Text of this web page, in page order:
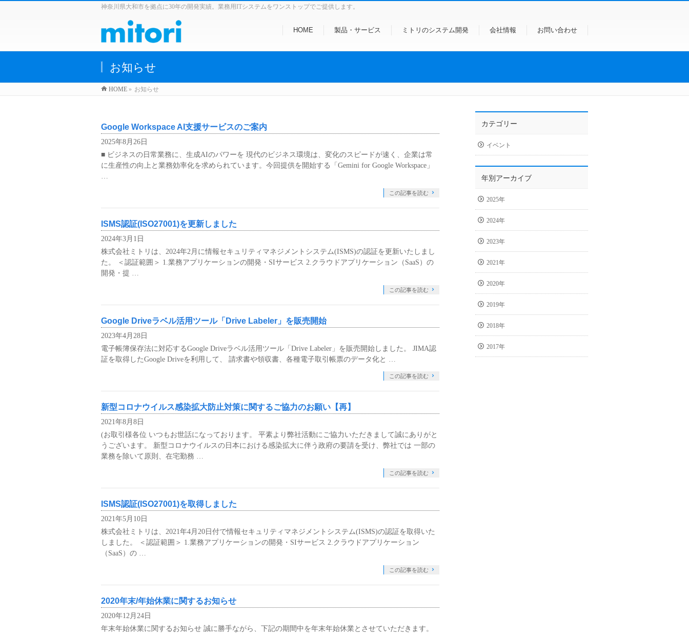
神奈川県大和市を拠点に30年の開発実績。業務用ITシステムをワンストップでご提供します。
HOME 製品・サービス ミトリのシステム開発 会社情報 お問い合わせ
お知らせ
HOME » お知らせ
Google Workspace AI支援サービスのご案内
2025年8月26日
■ ビジネスの日常業務に、生成AIのパワーを 現代のビジネス環境は、変化のスピードが速く、企業は常
に生産性の向上と業務効率化を求められています。今回提供を開始する「Gemini for Google Workspace」
…
この記事を読む
ISMS認証(ISO27001)を更新しました
2024年3月1日
株式会社ミトリは、2024年2月に情報セキュリティマネジメントシステム(ISMS)の認証を更新いたしまし
た。 ＜認証範囲＞ 1.業務アプリケーションの開発・SIサービス 2.クラウドアプリケーション（SaaS）の
開発・提 …
この記事を読む
Google Driveラベル活用ツール「Drive Labeler」を販売開始
2023年4月28日
電子帳簿保存法に対応するGoogle Driveラベル活用ツール「Drive Labeler」を販売開始しました。 JIMA認
証を取得したGoogle Driveを利用して、 請求書や領収書、各種電子取引帳票のデータ化と …
この記事を読む
新型コロナウイルス感染拡大防止対策に関するご協力のお願い【再】
2021年8月8日
(お取引様各位 いつもお世話になっております。 平素より弊社活動にご協力いただきまして誠にありがと
うございます。 新型コロナウイルスの日本における感染拡大に伴う政府の要請を受け、弊社では 一部の
業務を除いて原則、在宅勤務 …
この記事を読む
ISMS認証(ISO27001)を取得しました
2021年5月10日
株式会社ミトリは、2021年4月20日付で情報セキュリティマネジメントシステム(ISMS)の認証を取得いた
しました。 ＜認証範囲＞ 1.業務アプリケーションの開発・SIサービス 2.クラウドアプリケーション
（SaaS）の …
この記事を読む
2020年末/年始休業に関するお知らせ
2020年12月24日
年末年始休業に関するお知らせ 誠に勝手ながら、下記の期間中を年末年始休業とさせていただきます。
カテゴリー
イベント
年別アーカイブ
2025年
2024年
2023年
2021年
2020年
2019年
2018年
2017年